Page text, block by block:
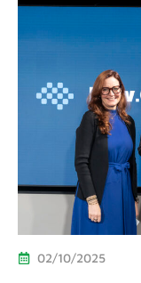
02/10/2025